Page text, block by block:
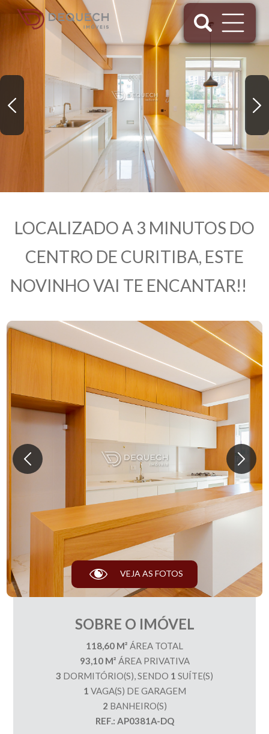
LOCALIZADO A 3 MINUTOS DO
CENTRO DE CURITIBA, ESTE
NOVINHO VAI TE ENCANTAR!!
VEJA AS FOTOS
SOBRE O IMÓVEL
118,60 M² ÁREA TOTAL
93,10 M² ÁREA PRIVATIVA
3 DORMITÓRIO(S), SENDO 1 SUÍTE(S)
1 VAGA(S) DE GARAGEM
2 BANHEIRO(S)
REF.: AP0381A-DQ